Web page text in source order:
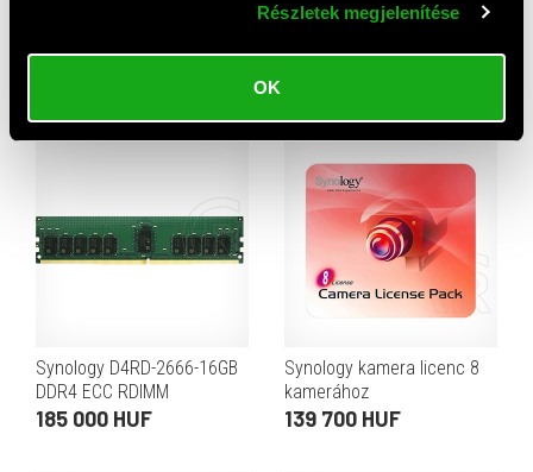
Részletek megjelenítése
OK
DDR4 ECC RDIMM
Synology tápegység 100 W
33 900 HUF
Synology D4RD-2666-16GB
DDR4 ECC RDIMM
memóriamodul
185 000 HUF
Synology kamera licenc 8
kamerához
139 700 HUF